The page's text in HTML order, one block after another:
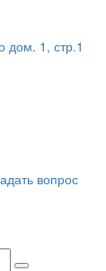
дом. 1, стр.1
вопрос